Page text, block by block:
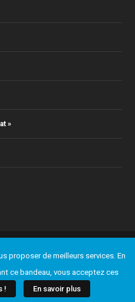
»
)
Contact
L’Association
Plan du site Mentions légales
proposer de meilleurs services. En
ce bandeau, vous acceptez ces
! En savoir plus